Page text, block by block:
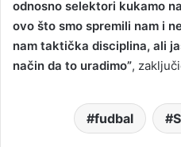
odnosno selektori kukamo
ovo što smo spremili nam i
nam taktička disciplina, ali
način da to uradimo”,
fudbal